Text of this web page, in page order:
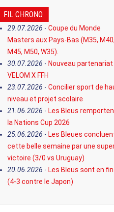
FIL CHRONO
29.07.2026 - Coupe du Monde
Masters aux Pays-Bas (M35, M40,
M45, M50, W35).
30.07.2026 - Nouveau partenariat
VELOM X FFH
23.07.2026 - Concilier sport de
niveau et projet scolaire
21.06.2026 - Les Bleus
la Nations Cup 2026
25.06.2026 - Les Bleues
cette belle semaine par une
victoire (3/0 vs Uruguay)
20.06.2026 - Les Bleus sont en
(4-3 contre le Japon)